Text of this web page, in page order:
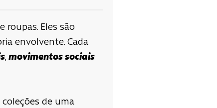
roupas. Eles são
envolvente. Cada
, movimentos sociais
de uma